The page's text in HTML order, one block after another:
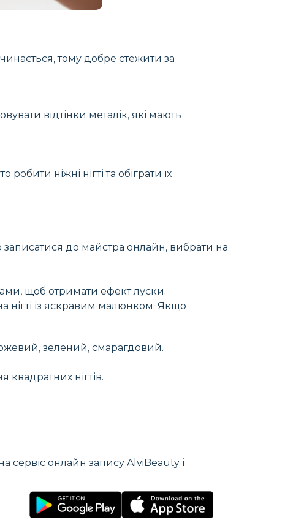
тому добре стежити за
відтінки металік, які мають
ніжні нігті та обіграти їх
записатися до майстра онлайн, вибрати на
щоб отримати ефект луски.
із яскравим малюнком. Якщо
зелений, смарагдовий.
нігтів.
сервіс онлайн запису AlviBeauty і